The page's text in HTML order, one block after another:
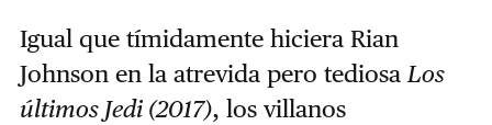
Igual que tímidamente hiciera Rian
Johnson en la atrevida pero tediosa Los
últimos Jedi (2017), los villanos